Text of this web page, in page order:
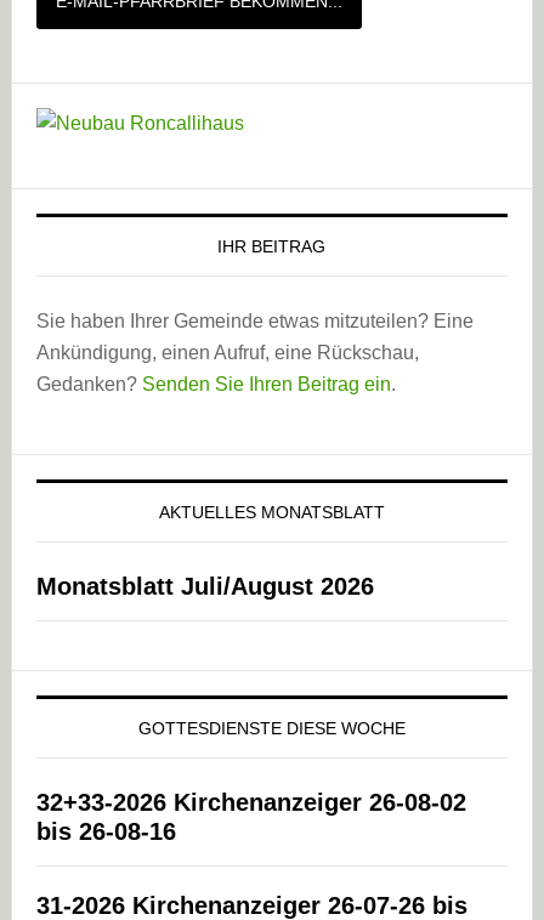
IHR BEITRAG
Sie haben Ihrer Gemeinde etwas mitzuteilen? Eine
Ankündigung, einen Aufruf, eine Rückschau,
Gedanken? Senden Sie Ihren Beitrag ein.
AKTUELLES MONATSBLATT
Monatsblatt Juli/August 2026
GOTTESDIENSTE DIESE WOCHE
32+33-2026 Kirchenanzeiger 26-08-02
bis 26-08-16
31-2026 Kirchenanzeiger 26-07-26 bis